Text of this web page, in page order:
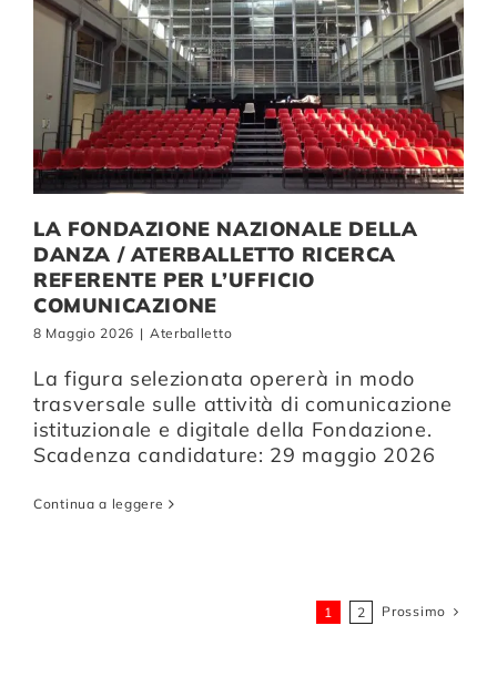
LA FONDAZIONE NAZIONALE DELLA
DANZA / ATERBALLETTO RICERCA
REFERENTE PER L’UFFICIO
COMUNICAZIONE
8 Maggio 2026 | Aterballetto
La figura selezionata opererà in modo
trasversale sulle attività di comunicazione
istituzionale e digitale della Fondazione.
Scadenza candidature: 29 maggio 2026
Continua a leggere
1 2 Prossimo